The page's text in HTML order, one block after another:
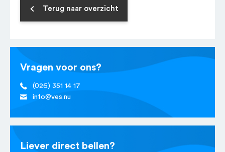
Terug naar overzicht
Vragen voor ons?
(026) 351 14 17
info@ves.nu
Liever direct bellen?